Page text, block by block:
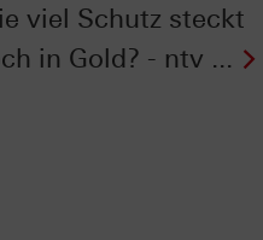
viel Schutz steckt
in Gold? - ntv ...